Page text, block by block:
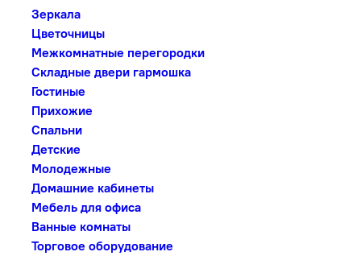
Зеркала
Цветочницы
Межкомнатные перегородки
Складные двери гармошка
Гостиные
Прихожие
Спальни
Детские
Молодежные
Домашние кабинеты
Мебель для офиса
Ванные комнаты
Торговое оборудование